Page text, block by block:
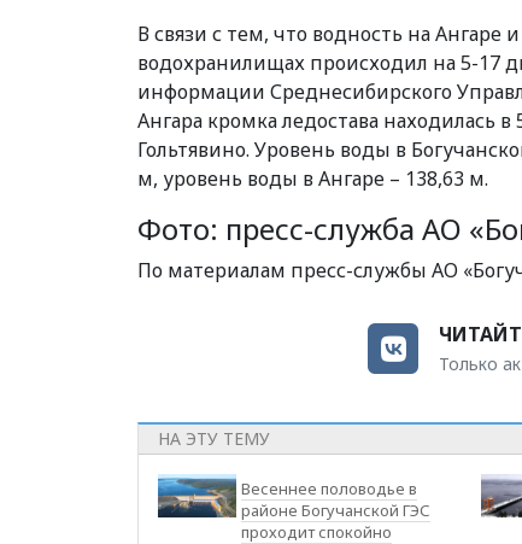
В связи с тем, что водность на
водохранилищах происходил на 5-17
информации Среднесибирского
Ангара кромка ледостава находилась
Гольтявино. Уровень воды в
м, уровень воды в Ангаре – 138,63 м.
Фото: пресс-служба АО
По материалам пресс-службы АО
Только
НА ЭТУ ТЕМУ
Весеннее половодье в
районе Богучанской ГЭС
проходит спокойно